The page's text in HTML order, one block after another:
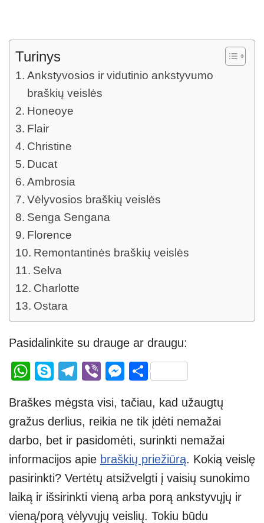
Turinys
Ankstyvosios ir vidutinio ankstyvumo
braškių veislės
Honeoye
Flair
Christine
Ducat
Ambrosia
Vėlyvosios braškių veislės
Senga Sengana
Florence
Remontantinės braškių veislės
Selva
Charlotte
Ostara
Pasidalinkite su drauge ar draugu:
W
at
s
A
p
p
S
p
e
T
e
gr
a
m
Vi
er
M
ss
e
n
g
er
S
ar
e
Braškes mėgsta visi, tačiau, kad užaugtų
gražus derlius, reikia ne tik įdėti nemažai
darbo, bet ir pasidomėti, surinkti nemažai
informacijos apie braškių priežiūrą. Kokią veislę
pasirinkti? Vertėtų atsižvelgti į vaisių sunokimo
laiką ir išsirinkti vieną arba porą ankstyvųjų ir
vieną/porą vėlyvųjų veislių. Tokiu būdu